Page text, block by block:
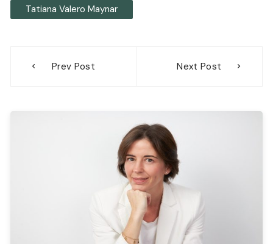
Tatiana Valero Maynar
Prev Post Next Post